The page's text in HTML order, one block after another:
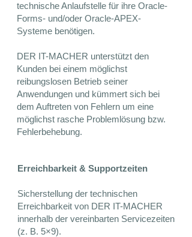
technische Anlaufstelle für ihre Oracle-
Forms- und/oder Oracle-APEX-
Systeme benötigen.
DER IT-MACHER unterstützt den
Kunden bei einem möglichst
reibungslosen Betrieb seiner
Anwendungen und kümmert sich bei
dem Auftreten von Fehlern um eine
möglichst rasche Problemlösung bzw.
Fehlerbehebung.
Erreichbarkeit & Supportzeiten
Sicherstellung der technischen
Erreichbarkeit von DER IT-MACHER
innerhalb der vereinbarten Servicezeiten
(z. B. 5×9).